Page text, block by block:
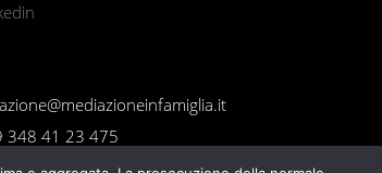
348 41 23 475